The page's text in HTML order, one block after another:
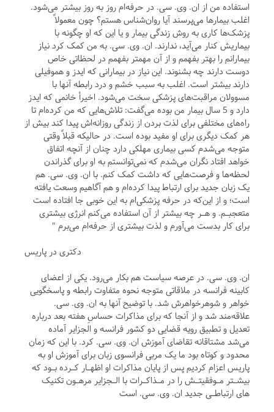
استفاده من از ان. وی. سی. در حرفه‌ام روز به روز بیشتر می‌شود.
اغلب بیمارها می‌پرسند آیا روان‌شناس هستم؟ چون معمولاً
پزشک‌ها کاری به روش زندگی بیمار و یا این که او چگونه با
بیماریش کنار می‌آید، ندارند. ان. وی. سی. به من کمک کرد نیاز
بیمارانم را بهتر بفهمم و از آن مهمتر بفهمم در لحظاتی خاص
دوست دارند چه بشنوند. این نیاز در بیمارانی که ایدز و هموفیلی
دارند بیشتر است. اغلب به سبب خشم و درد رابطه آنها با
مسوولان مراقبت‌های پزشکی سخت می‌شود. اخیرأ خانمی که ایدز
دارد و 5 سال بیمار من بوده می‌گفت: تلاش‌هایی که من کرده‌ام تا
راه‌های مختلفی برای لذت بردن از زندگی روزانه‌اش پیدا کند بیش از
هر کمک دیگری برای او مفید بوده است. در حالیکه قبلاً وقتی
متوجه می‌شدم کسی بیماری مهلکی دارد چنان از آنچه اتفاق
خواهد افتاد نگران می‌شدم که نمی‌توانستم به او برای گذراندن
لحظه‌ها و فرصت‌هایی که داشت کمک کنم. با ان. وی. سی. هم
یک زبان جدید برای ارتباط پیدا کرده‌ام و هم آگاهیم وسعت یافته
است؛ و از این‌که در حرفه پزشکی‌ام به این خوبی جا افتاده است
متعجبـم. و هـر چه بیشتر از آن استفاده می‌کنم انرژی بیشتری
برای کار بدست می‌آورم و لذت بیشتری از حرفه‌ام می‌برم "
دکتری در پاریس
ان. وی. سی. در عرصه سیاست هم بکار می‌رود. یکی از اعضای
کابینه فرانسه در ملاقاتی متوجه نحوه متفاوت رابطه و پاسخگویی
خواهر و شوهرخواهرش شد. با توضیح آنها به ان. وی. سی.
علاقه‌مند شد و از آنجا که برای مذاکرات حساسِ هفته بعد درباره
تعدیل و تطبیق رویه قضایی دو کشور فرانسه و الجزایر آماده
می‌شد مشتاقانه تقاضای آموزش ان. وی. سی. کرد. با این که زمان
محدود و کوتاه بود ما یک مربی فرانسوی زبان برای آموزش او به
پاریس اعزام کردیم پس از پایان مذاکرات او اظهـار کـرده بـود که
بیشـتر مـوفقیتـش را در مـذاکـرات با الـجزایر مرهـون تکنیک
های ارتباطـی جدید ان. وی. سی. است